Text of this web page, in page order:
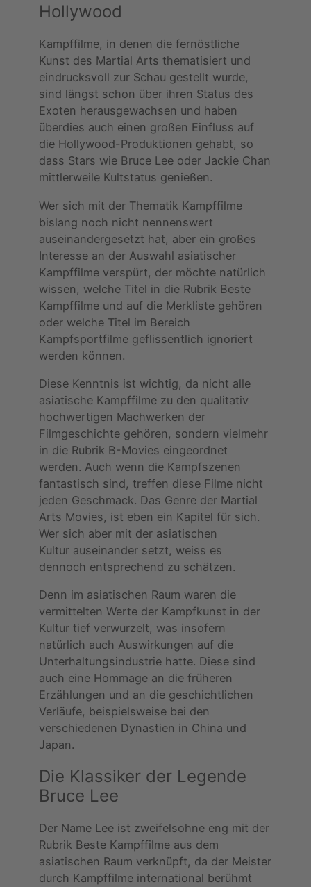
Hollywood
Kampffilme, in denen die fernöstliche
Kunst des Martial Arts thematisiert und
eindrucksvoll zur Schau gestellt wurde,
sind längst schon über ihren Status des
Exoten herausgewachsen und haben
überdies auch einen großen Einfluss auf
die Hollywood-Produktionen gehabt, so
dass Stars wie Bruce Lee oder Jackie Chan
mittlerweile Kultstatus genießen.
Wer sich mit der Thematik Kampffilme
bislang noch nicht nennenswert
auseinandergesetzt hat, aber ein großes
Interesse an der Auswahl asiatischer
Kampffilme verspürt, der möchte natürlich
wissen, welche Titel in die Rubrik Beste
Kampffilme und auf die Merkliste gehören
oder welche Titel im Bereich
Kampfsportfilme geflissentlich ignoriert
werden können.
Diese Kenntnis ist wichtig, da nicht alle
asiatische Kampffilme zu den qualitativ
hochwertigen Machwerken der
Filmgeschichte gehören, sondern vielmehr
in die Rubrik B-Movies eingeordnet
werden. Auch wenn die Kampfszenen
fantastisch sind, treffen diese Filme nicht
jeden Geschmack. Das Genre der Martial
Arts Movies, ist eben ein Kapitel für sich.
Wer sich aber mit der asiatischen
Kultur auseinander setzt, weiss es
dennoch entsprechend zu schätzen.
Denn im asiatischen Raum waren die
vermittelten Werte der Kampfkunst in der
Kultur tief verwurzelt, was insofern
natürlich auch Auswirkungen auf die
Unterhaltungsindustrie hatte. Diese sind
auch eine Hommage an die früheren
Erzählungen und an die geschichtlichen
Verläufe, beispielsweise bei den
verschiedenen Dynastien in China und
Japan.
Die Klassiker der Legende
Bruce Lee
Der Name Lee ist zweifelsohne eng mit der
Rubrik Beste Kampffilme aus dem
asiatischen Raum verknüpft, da der Meister
durch Kampffilme international berühmt